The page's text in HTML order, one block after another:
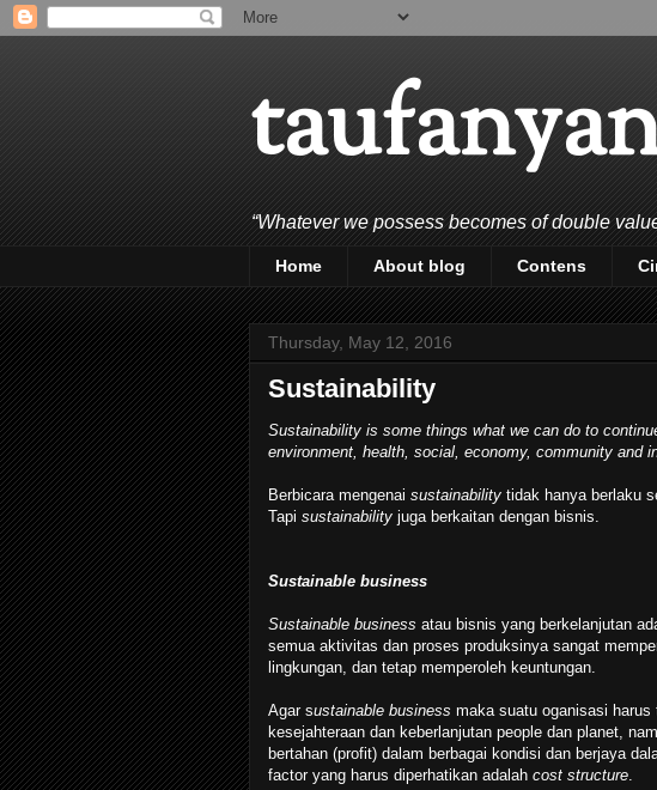
“Whatever we possess becomes of double
Home About blog Contens
Thursday, May 12, 2016
Sustainability
Sustainability is some things what we can do to
environment, health, social, economy, community and
Berbicara mengenai sustainability tidak hanya berlaku
Tapi sustainability juga berkaitan dengan bisnis.
Sustainable business
Sustainable business atau bisnis yang berkelanjutan
semua aktivitas dan proses produksinya sangat
lingkungan, dan tetap memperoleh keuntungan.
Agar sustainable business maka suatu oganisasi
kesejahteraan dan keberlanjutan people dan planet,
bertahan (profit) dalam berbagai kondisi dan berjaya
factor yang harus diperhatikan adalah cost structure